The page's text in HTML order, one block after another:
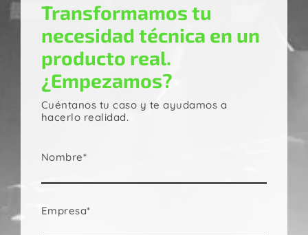
Transformamos tu
necesidad técnica en un
producto real.
¿Empezamos?
Cuéntanos tu caso y te ayudamos a
hacerlo realidad.
Nombre*
Empresa*